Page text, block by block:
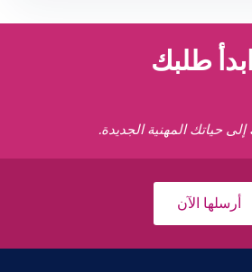
ابدأ طلبك
إلى حياتك المهنية الجديدة.
أرسلها الآن